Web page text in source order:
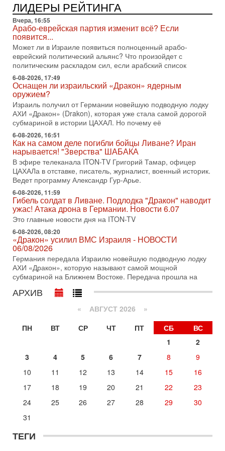
«Русский голос» Израиля: кто заберет его на этот
раз?
Голоса русскоязычных репатриантов не раз кардинально
меняли политический ландшафт Израиля. Достаточно
вспомнить взлет партии «Исраэль ба-алия», когда
31-07-2026, 17:00
Тайны закрытых дверей: о чём на самом деле
молчат Трамп и Нетаньяху?
Недавний визит премьер-министра Израиля Биньямина
Нетаньяху в США и его встреча с Дональдом Трампом
оставили больше вопросов, чем ответов. Полная
31-07-2026, 15:18
Иран готовит покушение на Нетаниягу! Трамп не
хочет эскалации, но КСИР готовит взрыв!
В эфире телеканала ITON-TV СЕРГЕЙ МИГДАЛЬ, эксперт
по вопросам безопасности, офицер запаса
Международного управления полиции Израиля, автор
31-07-2026, 09:02
Битва за разоружение ХАМАСа - НОВОСТИ
31/07/2026
Сегодня президент США Дональд Трамп заявил о
достижении исторического соглашения о полном
разоружении ХАМАСа и других вооруженных группировок в
30-07-2026, 17:59
Иран доведет Трампа до крайних мер? Разбор и
оценка от военного обозревателя Давида Шарпа
Ситуация вокруг противостояния Ирана и США накаляется
с каждым днем. Почему Трамп в самый последний момент
отменил решение о нанесении тяжелых ударов
30-07-2026, 16:54
Покупатель авиакомпании «Аркия» намерен
запретить полеты по субботам!
Вокруг возможной продажи авиакомпании «Аркия»
разгорается громкий конфликт.
Президент США Дональд Трамп сегодня рассматривает
возможность масштабной военной операции против Ирана
Вчера, 16:55
Арабо-еврейская партия изменит всё? Если
Может ли в Израиле появиться полноценный арабо-
политическим раскладом сил, если арабский список
ЛИДЕРЫ РЕЙТИНГА
Вчера, 16:55
Арабо-еврейская партия изменит всё? Если
появится...
Может ли в Израиле появиться полноценный арабо-
еврейский политический альянс? Что произойдет с
политическим раскладом сил, если арабский список
6-08-2026, 17:49
Оснащен ли израильский «Дракон» ядерным
оружием?
Израиль получил от Германии новейшую подводную лодку
АХИ «Дракон» (Drakon), которая уже стала самой дорогой
субмариной в истории ЦАХАЛ. Но почему её
6-08-2026, 16:51
Как на самом деле погибли бойцы Ливане? Иран
нарывается! "Зверства" ШАБАКА
В эфире телеканала ITON-TV Григорий Тамар, офицер
ЦАХАЛа в отставке, писатель, журналист, военный историк.
Ведет программу Александр Гур-Арье.
6-08-2026, 11:59
Гибель солдат в Ливане. Подлодка "Дракон" наводит
ужас! Атака дрона в Германии. Новости 6.07
Это главные новости дня на ITON-TV
6-08-2026, 08:20
«Дракон» усилил ВМС Израиля - НОВОСТИ
06/08/2026
Германия передала Израилю новейшую подводную лодку
АХИ «Дракон», которую называют самой мощной
субмариной на Ближнем Востоке. Передача прошла на
АРХИВ
« АВГУСТ 2026 »
ПН
ВТ СР ЧТ ПТ СБ
ВС
1
2
3
4 5 6 7 8
9
10
11 12 13 14 15
16
17
18 19 20 21 22
23
24
25 26 27 28 29
30
31
ТЕГИ